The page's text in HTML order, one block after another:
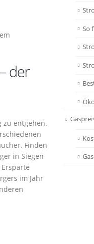
der
zu entgehen.
Finden
in Siegen
im Jahr
So